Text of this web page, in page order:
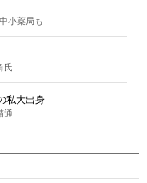
小薬局も
氏
私大出身
通